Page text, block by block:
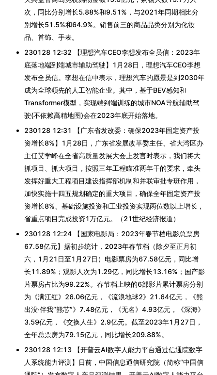
次，同比分别增长5.88%和9.51%，与2021年同期相比分
别增长51.5%和64.9%。销售前三的商品品类分别为化妆
品、首饰、手表。
230128 12:32 【理想汽车CEO李想发布全员信：2023年
底落地端到端城市辅助驾驶】1月28日，理想汽车CEO李想
发布全员信。李想在信中表示，理想汽车的愿景是到2030年
成为全球领先的人工智能企业。其中，基于BEV感知和
Transformer模型，实现端到端训练的城市NOA导航辅助驾
驶(不依赖高精地图)会在2023年底开始落地。
230128 12:31 【广东省发改委：确保2023年固定资产投
资增长8%】1月28日，广东省发展改革委主任、省大湾区办
主任艾学峰在全省高质量发展大会上发言时表示，我们将大
抓项目、抓大项目，按照三年工程瞄准两年干的要求，牵头
发挥好重大工程项目建设指挥部机制和并联审批专班作用，
加快实施十四五规划确定的重大项目，确保全年固定资产投
资增长8%、基础设施投资和工业投资实现两位数以上增长，
省重点项目完成投资1万亿元。（21世纪经济报道）
230128 12:24 【国家电影局：2023年春节档电影总票房
67.58亿元】据初步统计，2023年春节档（除夕至正月初
六，1月21日至1月27日）电影票房为67.58亿元，同比增
长11.89%；观影人次为1.29亿，同比增长13.16%；国产影
片票房占比为99.22%。春节档上映的6部影片累计票房分别
为《满江红》26.06亿元，《流浪地球2》21.64亿元，《熊
出没·伴我“熊芯”》7.48亿元，《无名》4.93亿元，《深海》
3.59亿元，《交换人生》2.9亿元。截至2023年1月27日，
全年总票房为79.15亿元，同比增长209.88%。
230128 12:13 【开普云AI数字人能力平台通过信通院数字
人系统能力评测】日前，中国信息通信研究院（简称“中国信